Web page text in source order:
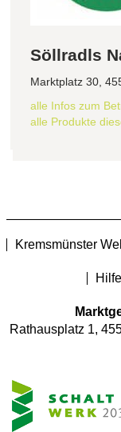
Söllradls
Marktplatz 30,
alle Infos zum
alle Produkte
Kremsmünster
Hilfe
Rathausplatz 1,